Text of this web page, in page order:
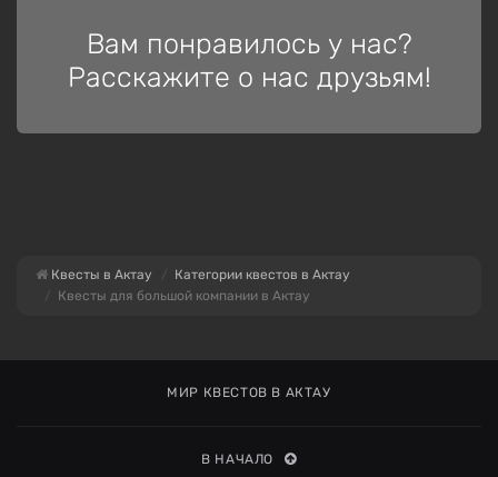
Вам понравилось у нас?
Расскажите о нас друзьям!
Квесты в Актау
Категории квестов в Актау
Квесты для большой компании в Актау
МИР КВЕСТОВ В АКТАУ
В НАЧАЛО